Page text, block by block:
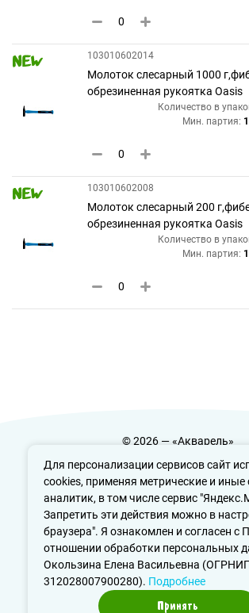
Для персонализации сервисов сайт
cookies, применяя метрические и иные
аналитик, в том числе сервис
Запретить эти действия можно в
браузера". Я ознакомлен и согласен с
отношении обработки персональных
Окользина Елена Васильевна
312028007900280). Подробнее
Принять
103010602014
Молоток слесарный 1000
обрезиненная рукоятка Oasis
Количество в
Мин. партия: 1
103010602008
Молоток слесарный 200
обрезиненная рукоятка Oasis
Количество в
Мин. партия: 1
© 2026 — «Акварель»
Политика